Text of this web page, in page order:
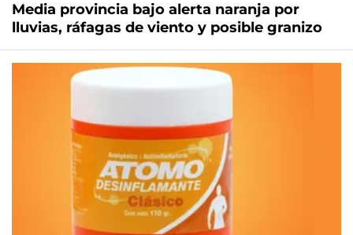
Media provincia bajo alerta naranja por
lluvias, ráfagas de viento y posible granizo